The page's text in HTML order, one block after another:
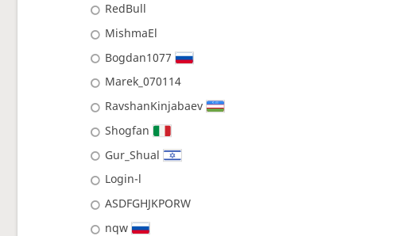
RedBull
MishmaEl
Bogdan1077
Marek_070114
RavshanKinjabaev
Shogfan
Gur_Shual
Login-l
ASDFGHJKPORW
nqw